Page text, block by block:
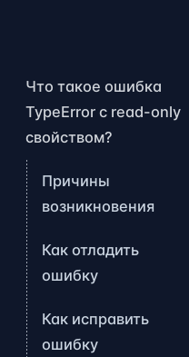
Что такое ошибка
TypeError с read-only
свойством?
Причины
возникновения
Как отладить
ошибку
Как исправить
ошибку